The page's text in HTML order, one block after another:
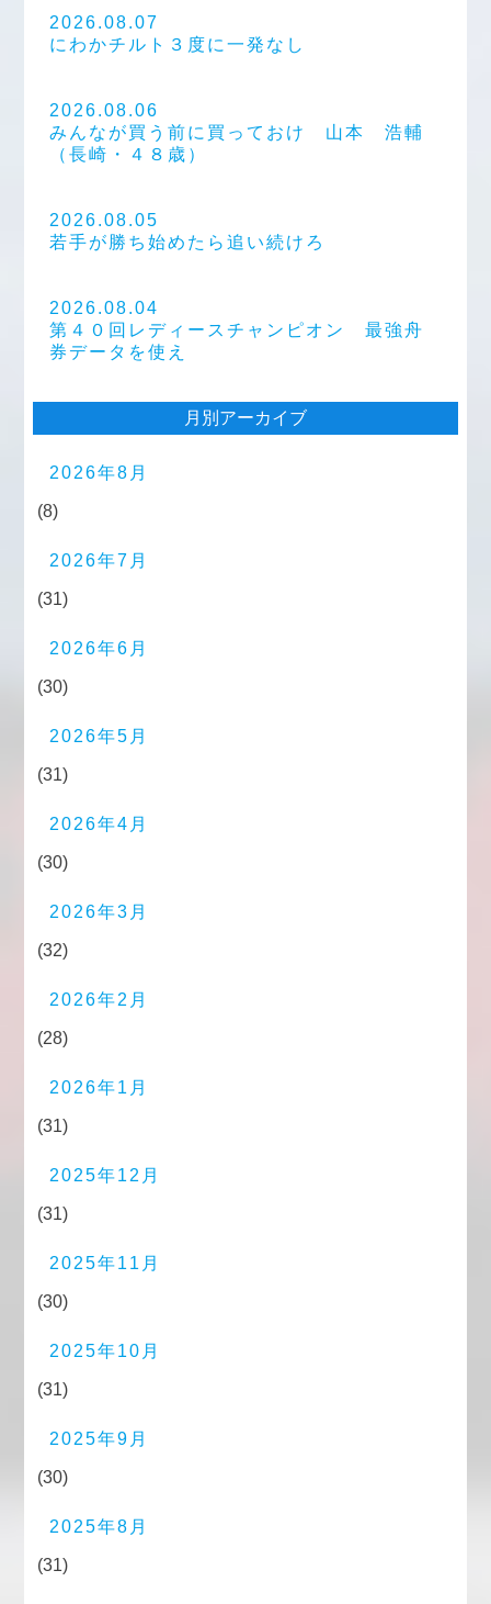
2026.08.07
にわかチルト３度に一発なし
2026.08.06
みんなが買う前に買っておけ 山本 浩輔
（長崎・４８歳）
2026.08.05
若手が勝ち始めたら追い続けろ
2026.08.04
第４０回レディースチャンピオン 最強舟
券データを使え
月別アーカイブ
2026年8月
(8)
2026年7月
(31)
2026年6月
(30)
2026年5月
(31)
2026年4月
(30)
2026年3月
(32)
2026年2月
(28)
2026年1月
(31)
2025年12月
(31)
2025年11月
(30)
2025年10月
(31)
2025年9月
(30)
2025年8月
(31)